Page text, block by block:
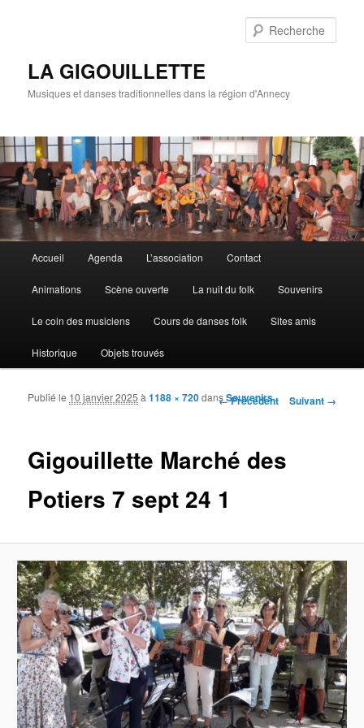
LA GIGOUILLETTE
Musiques et danses traditionnelles dans la région d'Annecy
Aller au contenu principal
Aller au contenu secondaire
Accueil Agenda L’association Contact
Animations Scène ouverte La nuit du folk Souvenirs
Le coin des musiciens Cours de danses folk Sites amis
Historique Objets trouvés
Navigation des images
← Précédent Suivant →
Gigouillette Marché des
Potiers 7 sept 24 1
Publié le 10 janvier 2025 à1188 × 720dansSouvenirs